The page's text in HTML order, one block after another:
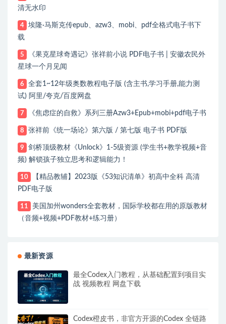
清无水印
4
埃隆·马斯克传epub、azw3、mobi、pdf全格式电子书下
载
5
《果克星球奇遇记》张祥前小说 PDF电子书 | 安徽农民外
星球一个月见闻
6
全套1~12年级奥数教程电子版 (含主书,学习手册,能力测
试) 阿里/夸克/百度网盘
7 《焦虑症的自救》系列三册Azw3+Epub+mobi+pdf电子书
8 张祥前《统一场论》第六版 / 第七版 电子书 PDF版
9
剑桥顶级教材《Unlock》1-5级资源 (学生书+教学视频+音
频) 解锁孩子独立思考和逻辑能力！
10
【精品教辅】2023版《53知识清单》初高中全科 高清
PDF电子版
11
美国加州wonders全套教材，国际学校都在用的原版教材
（音频+视频+PDF教材+练习册）
最新资源
最全Codex入门教程，从基础配置到项目实
战 视频教程 网盘下载
Codex橙皮书，非官方开源的Codex 全链路